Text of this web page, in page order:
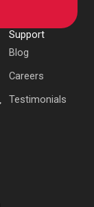
Support
Blog
Careers
Testimonials